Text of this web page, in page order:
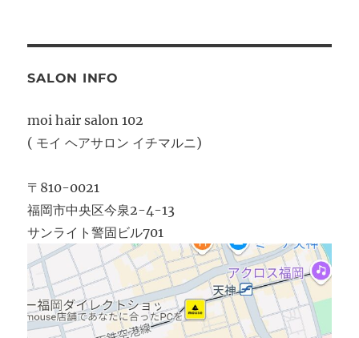
SALON INFO
moi hair salon 102
( モイ ヘアサロン イチマルニ)
〒810-0021
福岡市中央区今泉2-4-13
サンライト警固ビル701